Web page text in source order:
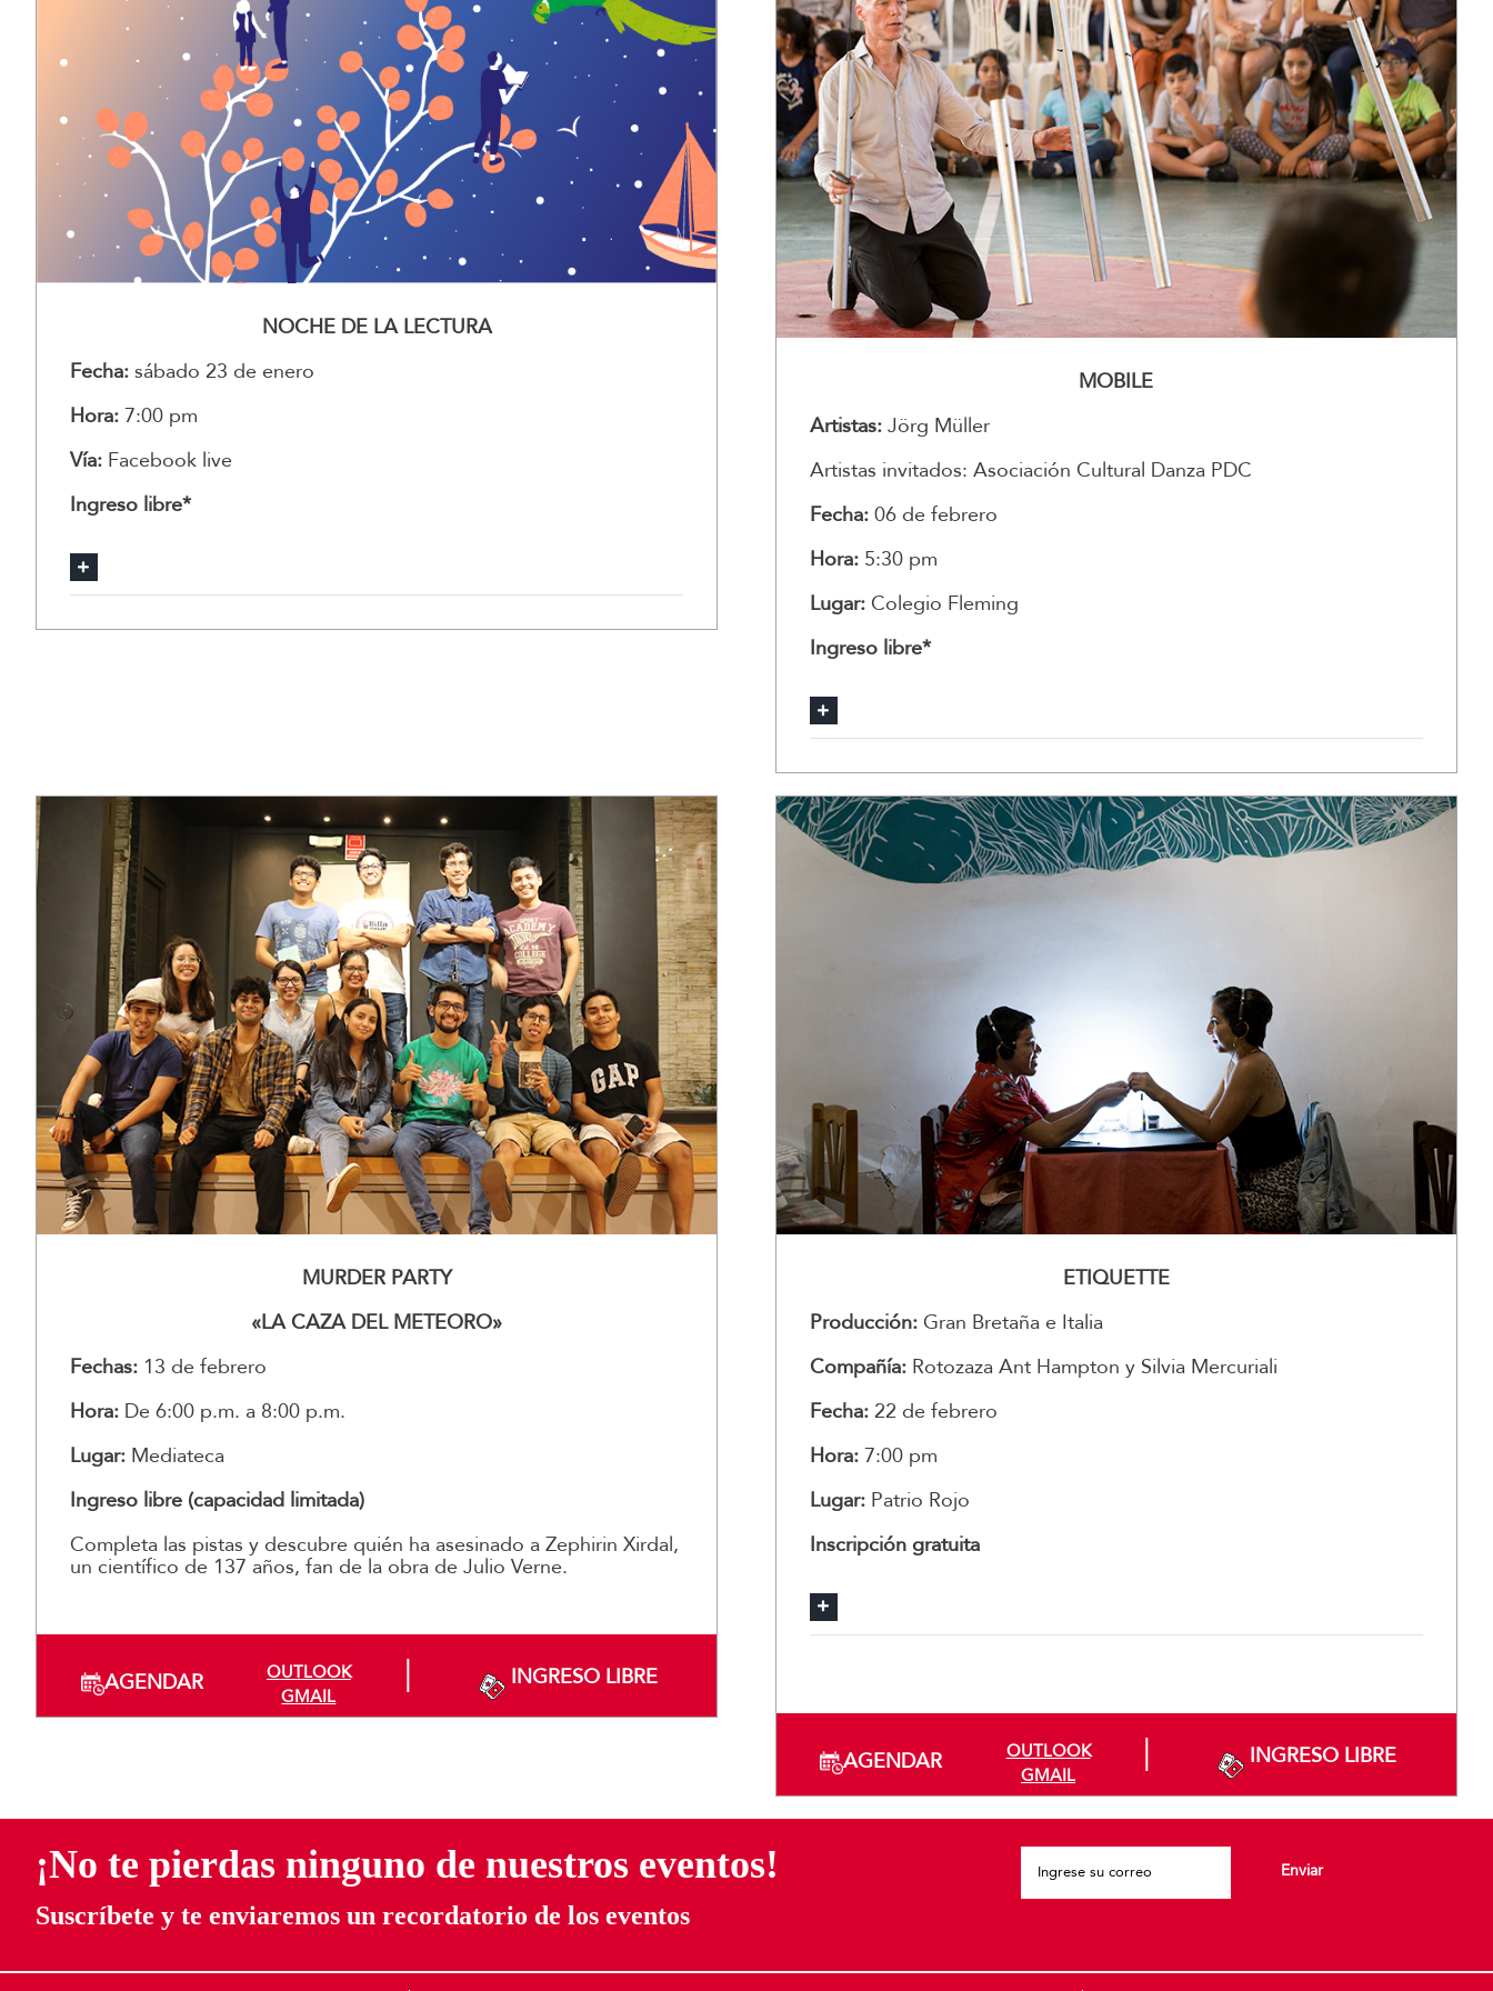
NOCHE DE LA LECTURA
Fecha: sábado 23 de enero
Hora:7:00 pm
Vía:Facebook live
Ingreso libre*
MOBILE
Artistas:Jörg Müller
Artistas invitados: Asociación Cultural Danza PDC
Fecha: 06 de febrero
Hora:5:30 pm
Lugar:Colegio Fleming
Ingreso libre*
MURDER PARTY
«LA CAZA DEL METEORO»
Fechas: 13 de febrero
Hora: De 6:00 p.m. a 8:00 p.m.
Lugar: Mediateca
Ingreso libre (capacidad limitada)
Completa las pistas y descubre quién ha asesinado a Zephirin Xirdal,
un científico de 137 años, fan de la obra de Julio Verne.
AGENDAR
OUTLOOK
GMAIL
INGRESO LIBRE
ETIQUETTE
Producción:Gran Bretaña e Italia
Compañía:Rotozaza Ant Hampton y Silvia Mercuriali
Fecha: 22 de febrero
Hora:7:00 pm
Lugar:Patrio Rojo
Inscripción gratuita
AGENDAR
OUTLOOK
GMAIL
INGRESO LIBRE
¡No te pierdas ninguno de nuestros eventos!
Suscríbete y te enviaremos un recordatorio de los eventos